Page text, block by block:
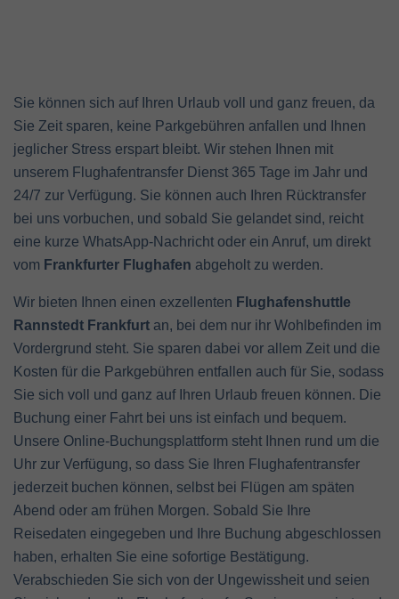
Sie können sich auf Ihren Urlaub voll und ganz freuen, da
Sie Zeit sparen, keine Parkgebühren anfallen und Ihnen
jeglicher Stress erspart bleibt. Wir stehen Ihnen mit
unserem Flughafentransfer Dienst 365 Tage im Jahr und
24/7 zur Verfügung. Sie können auch Ihren Rücktransfer
bei uns vorbuchen, und sobald Sie gelandet sind, reicht
eine kurze WhatsApp-Nachricht oder ein Anruf, um direkt
vom Frankfurter Flughafen abgeholt zu werden.
Wir bieten Ihnen einen exzellenten Flughafenshuttle
Rannstedt Frankfurt an, bei dem nur ihr Wohlbefinden im
Vordergrund steht. Sie sparen dabei vor allem Zeit und die
Kosten für die Parkgebühren entfallen auch für Sie, sodass
Sie sich voll und ganz auf Ihren Urlaub freuen können. Die
Buchung einer Fahrt bei uns ist einfach und bequem.
Unsere Online-Buchungsplattform steht Ihnen rund um die
Uhr zur Verfügung, so dass Sie Ihren Flughafentransfer
jederzeit buchen können, selbst bei Flügen am späten
Abend oder am frühen Morgen. Sobald Sie Ihre
Reisedaten eingegeben und Ihre Buchung abgeschlossen
haben, erhalten Sie eine sofortige Bestätigung.
Verabschieden Sie sich von der Ungewissheit und seien